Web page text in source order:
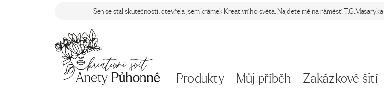
Sen se stal skutečností, otevřela jsem krámek Kreativního světa. Najdete mě na náměstí
Produkty Můj příběh Zakázkové šití